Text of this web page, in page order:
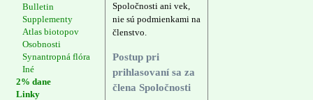
Bulletin
Supplementy
Atlas biotopov
Osobnosti
Synantropná flóra
Iné
2% dane
Linky
Spoločnosti ani vek,
nie sú podmienkami na
členstvo.
Postup pri
prihlasovaní sa za
člena Spoločnosti